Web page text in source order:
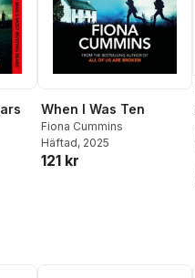
When I Was Ten
Fiona Cummins
Häftad, 2025
121 kr